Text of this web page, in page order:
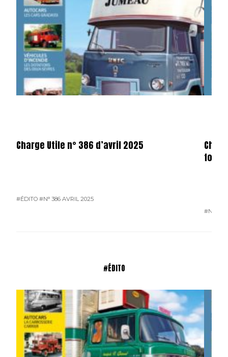
Charge Utile n° 386 d’avril 2025
#ÉDITO #N° 386 AVRIL 2025
#N° 386
#ÉDITO